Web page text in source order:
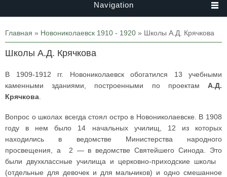
Navigation
Вы здесь
Главная » Новониколаевск 1910 - 1920 » Школы А.Д. Крячкова
Школы А.Д. Крячкова
В 1909-1912 гг. Новониколаевск обогатился 13 учебными
каменными зданиями, построенными по проектам А.Д.
Крячкова
Вопрос о школах всегда стоял остро в Новониколаевске. В 1908
году в нем было 14 начальных училищ, 12 из которых
находились в ведомстве Министерства народного
просвещения, а 2 — в ведомстве Святейшего Синода. Это
были двухклассные училища и церковно-приходские школы
(отдельные для девочек и для мальчиков) и одно смешанное